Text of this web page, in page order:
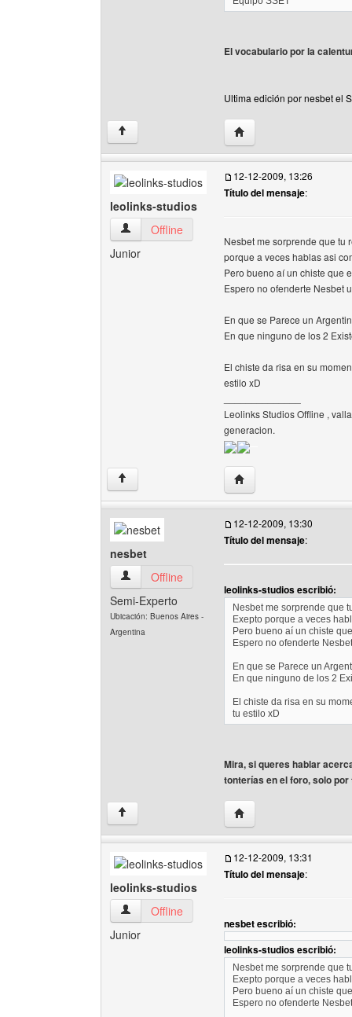
El vocabulario por la
Ultima edición por nesbet el
↑ Visitar sitio web del
leolinks-studios
leolinks-studios Ver perfil del usuario
Offline
Junior
12-12-2009, 13:26
Título del mensaje:
Nesbet me sorprende que tu
porque a veces hablas asi
Pero bueno aí un chiste que
Espero no ofenderte Nesbet
En que se Parece un
En que ninguno de los 2
El chiste da risa en su
estilo xD
Leolinks Studios Offline ,
generacion.
↑ Visitar sitio web del
nesbet
nesbet Ver perfil del usuario
Offline
Semi-Experto
Ubicación: Buenos Aires -
Argentina
12-12-2009, 13:30
Título del mensaje:
leolinks-studios escribió:
Nesbet me sorprende que
Exepto porque a veces
Pero bueno aí un chiste
Espero no ofenderte
En que se Parece un
En que ninguno de los 2
El chiste da risa en su
tu estilo xD
Mira, si queres hablar
tonterías en el foro, solo
↑ Visitar sitio web del
leolinks-studios
leolinks-studios Ver perfil del usuario
Offline
Junior
12-12-2009, 13:31
Título del mensaje:
nesbet escribió:
leolinks-studios escribió:
Nesbet me sorprende que
Exepto porque a veces
Pero bueno aí un chiste
Espero no ofenderte